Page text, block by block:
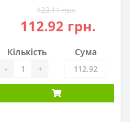
123.11 грн.
112.92 грн.
Кількість
- +
Сума